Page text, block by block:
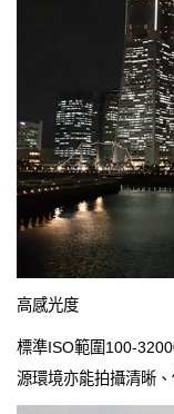
高感光度
標準ISO範圍100-
源環境亦能拍攝清晰、